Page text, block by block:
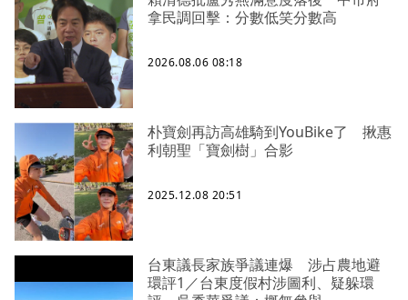
拿民調回擊：分數低笑分數高
2026.08.06 08:18
朴寶劍再訪高雄騎到YouBike了 揪惠
利朝聖「寶劍樹」合影
2025.12.08 20:51
台東議長家族爭議連爆 涉占農地避
環評1／台東度假村涉圖利、疑躲環